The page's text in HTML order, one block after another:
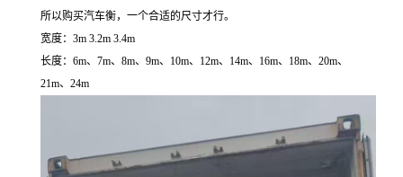
所以购买汽车衡，一个合适的尺寸才行。
宽度： 3m 3.2m 3.4m
长度： 6m、 7m、 8m、 9m、 10m、 12m、 14m、 16m、 18m、 20m、
21m、 24m